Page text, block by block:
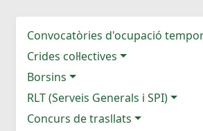
Convocatòries d'ocupació
Crides col·lectives
Borsins
RLT (Serveis Generals i SPI)
Concurs de trasllats